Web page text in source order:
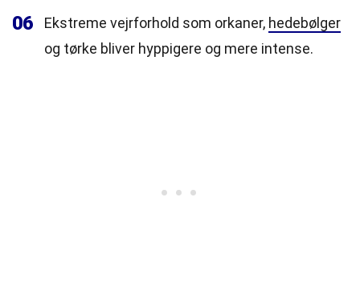
06 Ekstreme vejrforhold som orkaner, hedebølger
og tørke bliver hyppigere og mere intense.